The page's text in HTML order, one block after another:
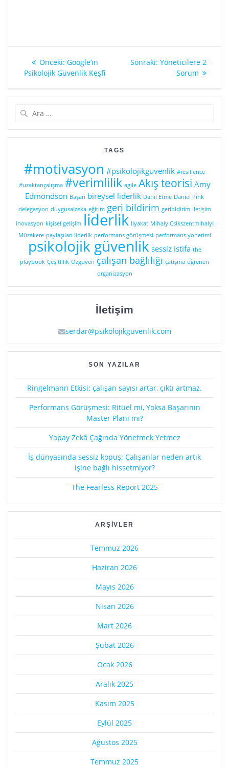
Yazı
gezinmesi
Önceki: Önceki
yazı:
Google’ın
Psikolojik Güvenlik Keşfi
Sonraki: Sonraki
Yöneticilere 2
Sorum
TAGS
#motivasyon #psikolojikgüvenlik #resilience
#uzaktançalışma #verimlilik agile Akış teorisi Amy
Edmondson Başarı bireysel liderlik Dahil Etme Daniel Pink
delegasyon duygusalzeka eğitim geri bildirim geribldirim iletişim
inovasyon kişisel gelişim liderlik liyakat Mihaly Csikszentmihalyi
Müzakere paylaşılan liderlik performans görüşmesi performans yönetimi
psikolojik güvenlik sessiz istifa the
playbook Çeşitlilik Özgüven çalışan bağlılığı çatışma öğrenen
organizasyon
İletişim
serdar@psikolojikguvenlik.com
SON YAZILAR
Ringelmann Etkisi: çalışan sayısı artar, çıktı artmaz.
Performans Görüşmesi: Ritüel mi, Yoksa Başarının
Master Planı mı?
Yapay Zekâ Çağında Yönetmek Yetmez
İş dünyasında sessiz kopuş: Çalışanlar neden artık
işine bağlı hissetmiyor?
The Fearless Report 2025
ARŞIVLER
Temmuz 2026
Haziran 2026
Mayıs 2026
Nisan 2026
Mart 2026
Şubat 2026
Ocak 2026
Aralık 2025
Kasım 2025
Eylül 2025
Ağustos 2025
Temmuz 2025